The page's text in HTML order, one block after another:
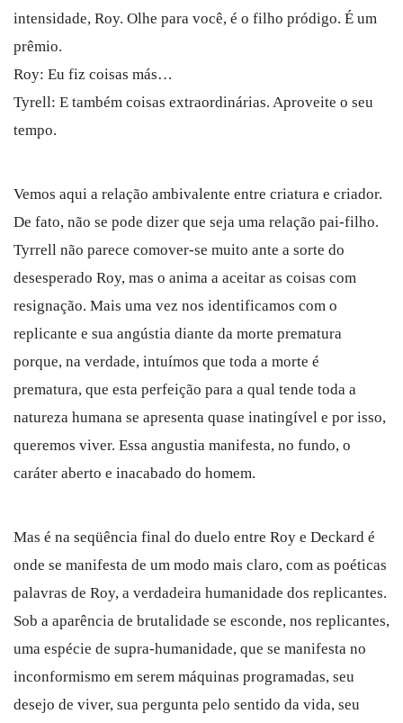
intensidade, Roy. Olhe para você, é o filho pródigo. É um
prêmio.
Roy: Eu fiz coisas más…
Tyrell: E também coisas extraordinárias. Aproveite o seu
tempo.
Vemos aqui a relação ambivalente entre criatura e criador.
De fato, não se pode dizer que seja uma relação pai-filho.
Tyrrell não parece comover-se muito ante a sorte do
desesperado Roy, mas o anima a aceitar as coisas com
resignação. Mais uma vez nos identificamos com o
replicante e sua angústia diante da morte prematura
porque, na verdade, intuímos que toda a morte é
prematura, que esta perfeição para a qual tende toda a
natureza humana se apresenta quase inatingível e por isso,
queremos viver. Essa angustia manifesta, no fundo, o
caráter aberto e inacabado do homem.
Mas é na seqüência final do duelo entre Roy e Deckard é
onde se manifesta de um modo mais claro, com as poéticas
palavras de Roy, a verdadeira humanidade dos replicantes.
Sob a aparência de brutalidade se esconde, nos replicantes,
uma espécie de supra-humanidade, que se manifesta no
inconformismo em serem máquinas programadas, seu
desejo de viver, sua pergunta pelo sentido da vida, seu